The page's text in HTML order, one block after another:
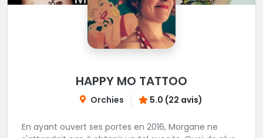
HAPPY MO TATTOO
Orchies 5.0 (22 avis)
En ayant ouvert ses portes en 2016, Morgane ne